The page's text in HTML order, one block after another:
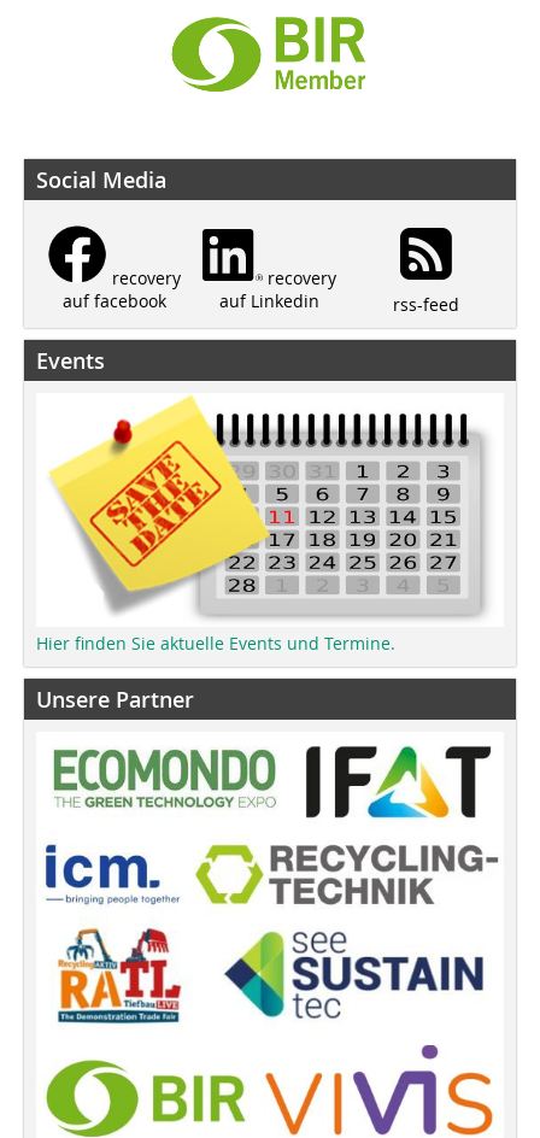
Social Media
recovery
auf facebook
recovery
auf Linkedin
rss-feed
Events
Hier finden Sie aktuelle Events und Termine.
Unsere Partner